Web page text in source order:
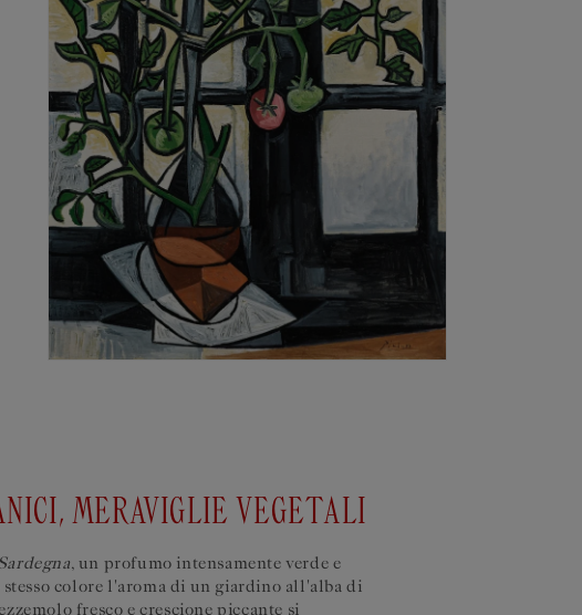
MERAVIGLIE VEGETALI
, un profumo intensamente verde e
colore l'aroma di un giardino all'alba di